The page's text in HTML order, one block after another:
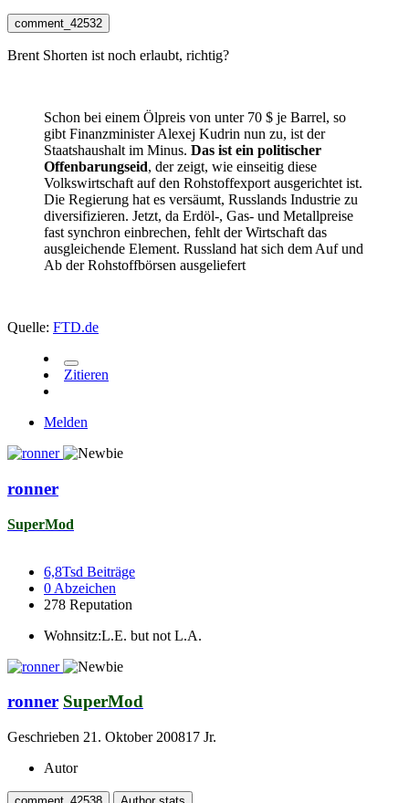
comment_42532
Brent Shorten ist noch erlaubt, richtig?
Schon bei einem Ölpreis von unter 70 $ je Barrel, so
gibt Finanzminister Alexej Kudrin nun zu, ist der
Staatshaushalt im Minus. Das ist ein politischer
Offenbarungseid, der zeigt, wie einseitig diese
Volkswirtschaft auf den Rohstoffexport ausgerichtet ist.
Die Regierung hat es versäumt, Russlands Industrie zu
diversifizieren. Jetzt, da Erdöl-, Gas- und Metallpreise
fast synchron einbrechen, fehlt der Wirtschaft das
ausgleichende Element. Russland hat sich dem Auf und
Ab der Rohstoffbörsen ausgeliefert
Quelle: FTD.de
Zitieren
Melden
ronner
SuperMod
6,8Tsd Beiträge
0 Abzeichen
278 Reputation
Wohnsitz:L.E. but not L.A.
ronner SuperMod
Geschrieben 21. Oktober 200817 Jr.
Autor